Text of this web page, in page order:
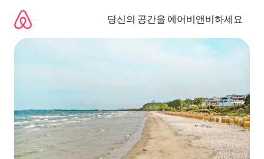
당신의 공간을 에어비앤비하세요